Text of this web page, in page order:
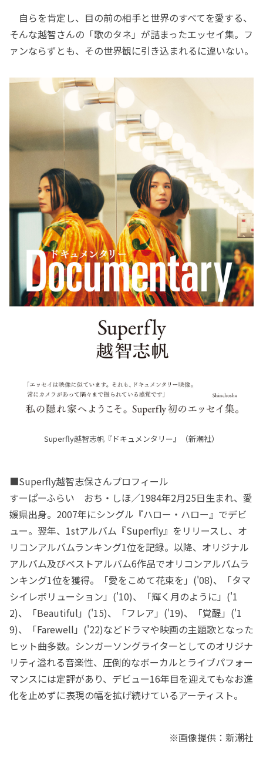
自らを肯定し、目の前の相手と世界のすべてを愛する、
そんな越智さんの「歌のタネ」が詰まったエッセイ集。フ
ァンならずとも、その世界観に引き込まれるに違いない。
Superfly越智志帆『ドキュメンタリー』（新潮社）
■Superfly越智志保さんプロフィール
すーぱーふらい おち・しほ／1984年2月25日生まれ、愛
媛県出身。2007年にシングル『ハロー・ハロー』でデビ
ュー。翌年、1stアルバム『Superfly』をリリースし、オ
リコンアルバムランキング1位を記録。以降、オリジナル
アルバム及びベストアルバム6作品でオリコンアルバムラ
ンキング1位を獲得。「愛をこめて花束を」('08)、「タマ
シイレボリューション」('10)、「輝く月のように」('1
2)、「Beautiful」('15)、「フレア」('19)、「覚醒」('1
9)、「Farewell」('22)などドラマや映画の主題歌となった
ヒット曲多数。シンガーソングライターとしてのオリジナ
リティ溢れる音楽性、圧倒的なボーカルとライブパフォー
マンスには定評があり、デビュー16年目を迎えてもなお進
化を止めずに表現の幅を拡げ続けているアーティスト。
※画像提供：新潮社